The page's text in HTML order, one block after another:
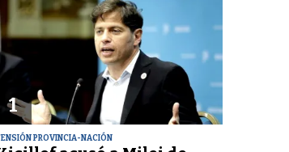
1
PROVINCIA-NACIÓN